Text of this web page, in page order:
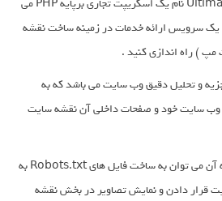
Ultimate Sitemap Generator نام یک اسکریپت تجاری برپایه PHP می
یک سرویس ارائه خدمات در زمینه ساخت نقشه
) راه اندازی کنید .
و تحلیل دقیق وب سایت می باشد که به
وب سایت خود و صفحات داخلی آن نقشه سایت
از قابلیت های کلیدی و برجسته آن می توان به ساخت فایل های Robots.txt به
قرار دادن و نمایش تصاویر در بخش نقشه